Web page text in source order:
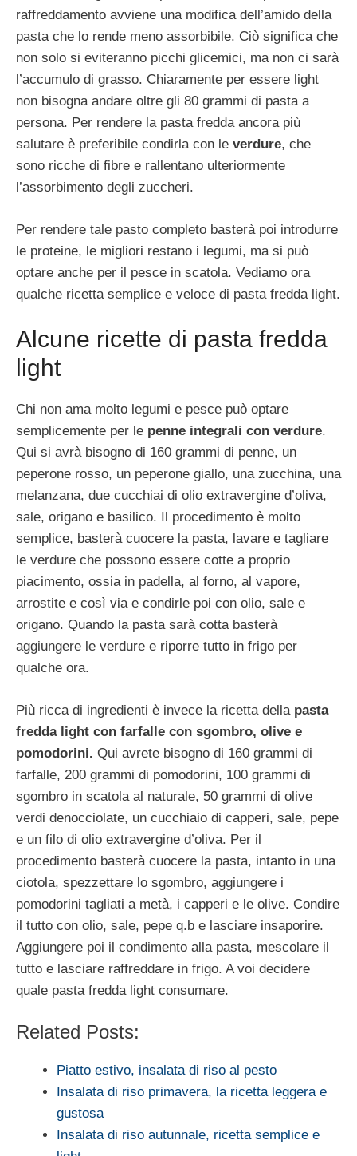
raffreddamento avviene una modifica dell’amido della
pasta che lo rende meno assorbibile. Ciò significa che
non solo si eviteranno picchi glicemici, ma non ci sarà
l’accumulo di grasso. Chiaramente per essere light
non bisogna andare oltre gli 80 grammi di pasta a
persona. Per rendere la pasta fredda ancora più
salutare è preferibile condirla con le verdure, che
sono ricche di fibre e rallentano ulteriormente
l’assorbimento degli zuccheri.
Per rendere tale pasto completo basterà poi introdurre
le proteine, le migliori restano i legumi, ma si può
optare anche per il pesce in scatola. Vediamo ora
qualche ricetta semplice e veloce di pasta fredda light.
Alcune ricette di pasta fredda
light
Chi non ama molto legumi e pesce può optare
semplicemente per le penne integrali con verdure.
Qui si avrà bisogno di 160 grammi di penne, un
peperone rosso, un peperone giallo, una zucchina, una
melanzana, due cucchiai di olio extravergine d’oliva,
sale, origano e basilico. Il procedimento è molto
semplice, basterà cuocere la pasta, lavare e tagliare
le verdure che possono essere cotte a proprio
piacimento, ossia in padella, al forno, al vapore,
arrostite e così via e condirle poi con olio, sale e
origano. Quando la pasta sarà cotta basterà
aggiungere le verdure e riporre tutto in frigo per
qualche ora.
Più ricca di ingredienti è invece la ricetta della pasta
fredda light con farfalle con sgombro, olive e
pomodorini. Qui avrete bisogno di 160 grammi di
farfalle, 200 grammi di pomodorini, 100 grammi di
sgombro in scatola al naturale, 50 grammi di olive
verdi denocciolate, un cucchiaio di capperi, sale, pepe
e un filo di olio extravergine d’oliva. Per il
procedimento basterà cuocere la pasta, intanto in una
ciotola, spezzettare lo sgombro, aggiungere i
pomodorini tagliati a metà, i capperi e le olive. Condire
il tutto con olio, sale, pepe q.b e lasciare insaporire.
Aggiungere poi il condimento alla pasta, mescolare il
tutto e lasciare raffreddare in frigo. A voi decidere
quale pasta fredda light consumare.
Related Posts:
Piatto estivo, insalata di riso al pesto
Insalata di riso primavera, la ricetta leggera e
gustosa
Insalata di riso autunnale, ricetta semplice e